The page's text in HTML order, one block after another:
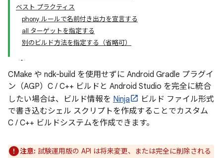
ベスト プラクティス
phony ルールで名前付き出力を宣言する
all ターゲットを指定する
別のビルド方法を指定する（省略可）
CMake や ndk-build を使用せずに Android Gradle プラグイ
ン（AGP）C / C++ ビルドと Android Studio を完全に統合
したい場合は、ビルド情報を Ninja
ビルド ファイル形式
で書き込むシェル スクリプトを作成することでカスタム
C / C++ ビルドシステムを作成できます。
注意: 試験運用版の API は将来変更、または完全に削除される